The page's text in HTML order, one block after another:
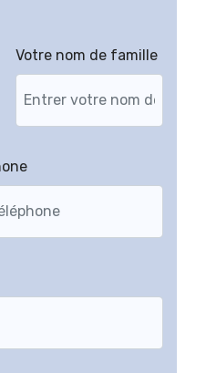
Votre nom de famille